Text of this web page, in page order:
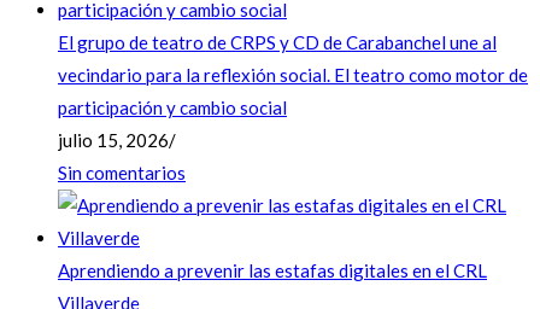
El grupo de teatro de CRPS y CD de Carabanchel une al
vecindario para la reflexión social. El teatro como motor de
participación y cambio social
julio 15, 2026/
Sin comentarios
Aprendiendo a prevenir las estafas digitales en el CRL
Villaverde